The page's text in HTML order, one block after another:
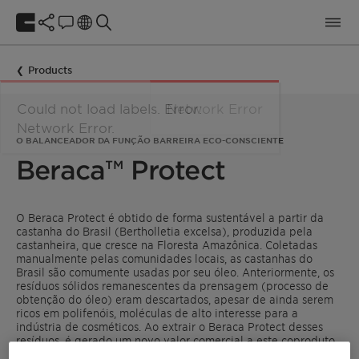
Products
O BALANCEADOR DA FUNÇÃO BARREIRA ECO-CONSCIENTE
Beraca™ Protect
O Beraca Protect é obtido de forma sustentável a partir da
castanha do Brasil (Bertholletia excelsa), produzida pela
castanheira, que cresce na Floresta Amazônica. Coletadas
manualmente pelas comunidades locais, as castanhas do
Brasil são comumente usadas por seu óleo. Anteriormente, os
resíduos sólidos remanescentes da prensagem (processo de
obtenção do óleo) eram descartados, apesar de ainda serem
ricos em polifenóis, moléculas de alto interesse para a
indústria de cosméticos. Ao extrair o Beraca Protect desses
resíduos, é gerado um novo valor comercial a este coproduto.